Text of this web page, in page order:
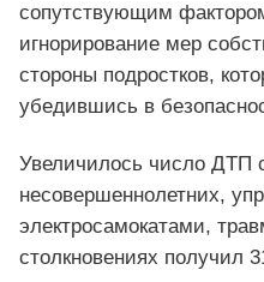
сопутствующим
игнорирование мер
стороны подростков,
убедившись в
Увеличилось число ДТП
несовершеннолетних,
электросамокатами,
столкновениях получил